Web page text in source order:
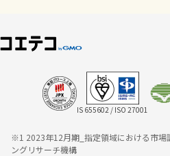
IS 655602 / ISO 27001
※1 2023年12月期_指定領域における市場
ングリサーチ機構